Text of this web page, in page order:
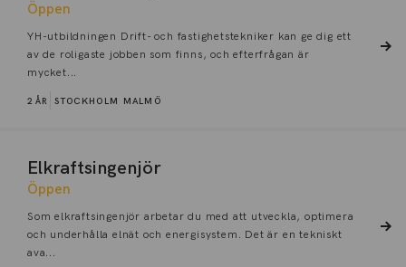
Öppen
YH-utbildningen Drift- och fastighetstekniker kan ge dig ett
av de roligaste jobben som finns, och efterfrågan är
mycket...
2 ÅR STOCKHOLM MALMÖ
Elkraftsingenjör
Öppen
Som elkraftsingenjör arbetar du med att utveckla, optimera
och underhålla elnät och energisystem. Det är en tekniskt
ava...